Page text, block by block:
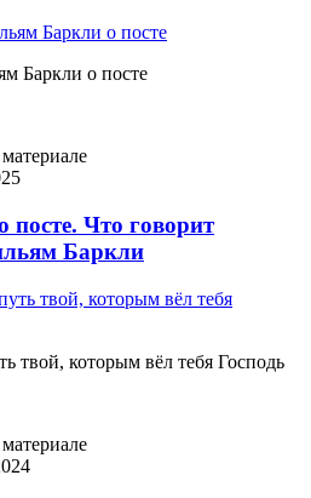
Баркли о посте
посте. Что говорит
Баркли
твой, которым вёл тебя Господь